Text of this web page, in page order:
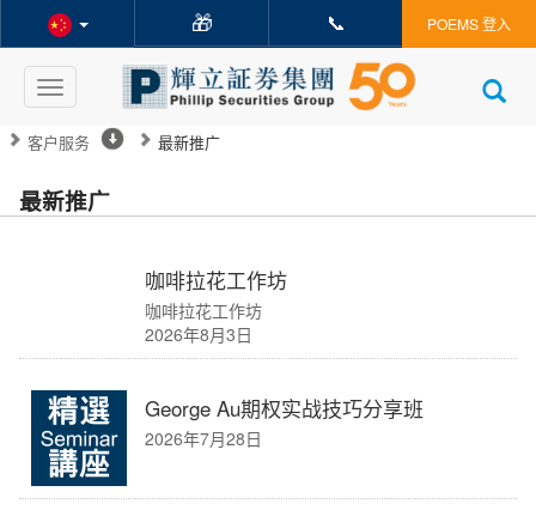
🎁 📞 POEMS 登入
Toggle
navigation
客户服务 最新推广
最新推广
咖啡拉花工作坊
咖啡拉花工作坊
2026年8月3日
George Au期权实战技巧分享班
2026年7月28日